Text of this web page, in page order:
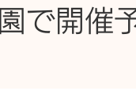
で開催